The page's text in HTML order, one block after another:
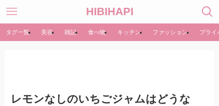
HIBIHAPI
タグ一覧 美容 雑記 食べ物 キッチン ファッション プライ
レモンなしのいちごジャムはどうな